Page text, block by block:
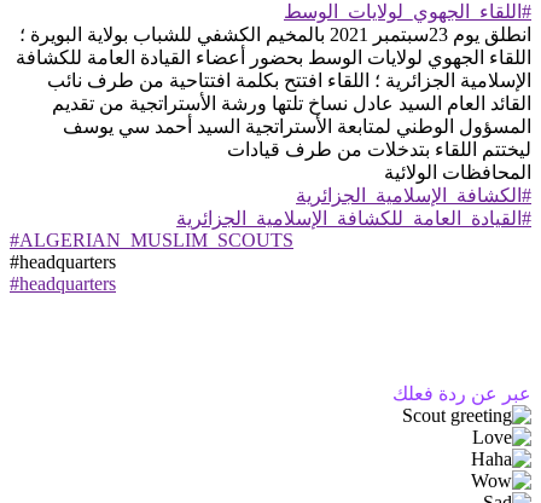
#اللقاء_الجهوي_لولايات_الوسط
انطلق يوم 23سبتمبر 2021 بالمخيم الكشفي للشباب بولاية البويرة ؛
اللقاء الجهوي لولايات الوسط بحضور أعضاء القيادة العامة للكشافة
الإسلامية الجزائرية ؛ اللقاء افتتح بكلمة افتتاحية من طرف نائب
القائد العام السيد عادل نساخ تلتها ورشة الأستراتجية من تقديم
المسؤول الوطني لمتابعة الأستراتجية السيد أحمد سي يوسف
ليختتم اللقاء بتدخلات من طرف قيادات
المحافظات الولائية
#الكشافة_الإسلامية_الجزائرية
#القيادة_العامة_للكشافة_الإسلامية_الجزائرية
#ALGERIAN_MUSLIM_SCOUTS
#headquarters
#headquarters
عبر عن ردة فعلك